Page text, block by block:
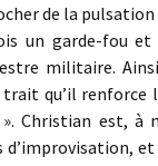
de la
un garde-fou
militaire.
trait qu’il renforce
». Christian est, à
d’improvisation,